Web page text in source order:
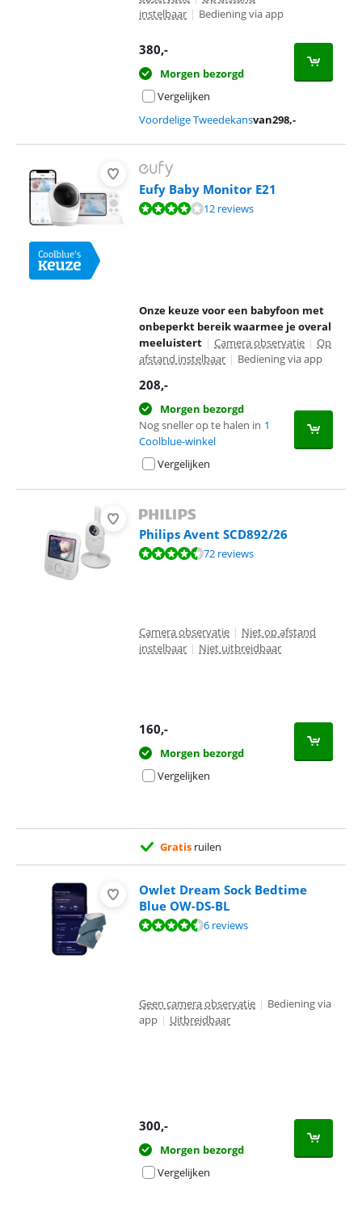
instelbaar | Bediening via app
380,-
Morgen bezorgd
Vergelijken
Voordelige Tweedekansvan298,-
Eufy Baby Monitor E21
Beoordeling is 8,4 van de 10, gebaseerd op 12 reviews.
12 reviews
Onze keuze voor een babyfoon met
onbeperkt bereik waarmee je overal
meeluistert | Camera observatie | Op
afstand instelbaar | Bediening via app
208,-
Morgen bezorgd
Nog sneller op te halen in 1
Coolblue-winkel
Vergelijken
Philips Avent SCD892/26
Beoordeling is 8,8 van de 10, gebaseerd op 72 reviews.
72 reviews
Camera observatie | Niet op afstand
instelbaar | Niet uitbreidbaar
160,-
Morgen bezorgd
Vergelijken
Gratis ruilen
Owlet Dream Sock Bedtime
Blue OW-DS-BL
Beoordeling is 9,4 van de 10, gebaseerd op 6 reviews.
6 reviews
Geen camera observatie | Bediening via
app | Uitbreidbaar
300,-
Morgen bezorgd
Vergelijken